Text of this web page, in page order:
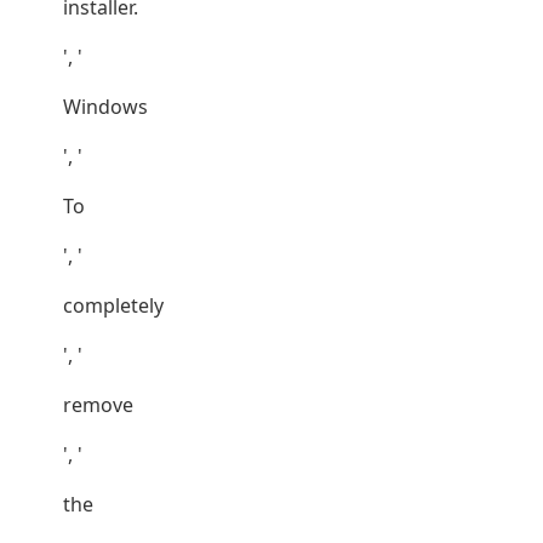
installer.
', '
Windows
', '
To
', '
completely
', '
remove
', '
the